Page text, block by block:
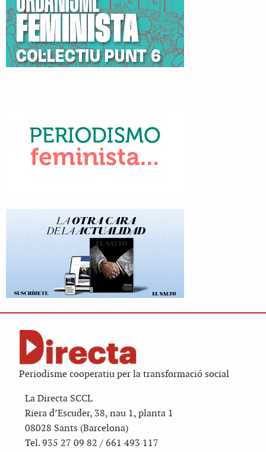
Periodisme cooperatiu per la transformació social
La Directa SCCL
Riera d’Escuder, 38, nau 1, planta 1
08028 Sants (Barcelona)
Tel. 935 27 09 82 / 661 493 117